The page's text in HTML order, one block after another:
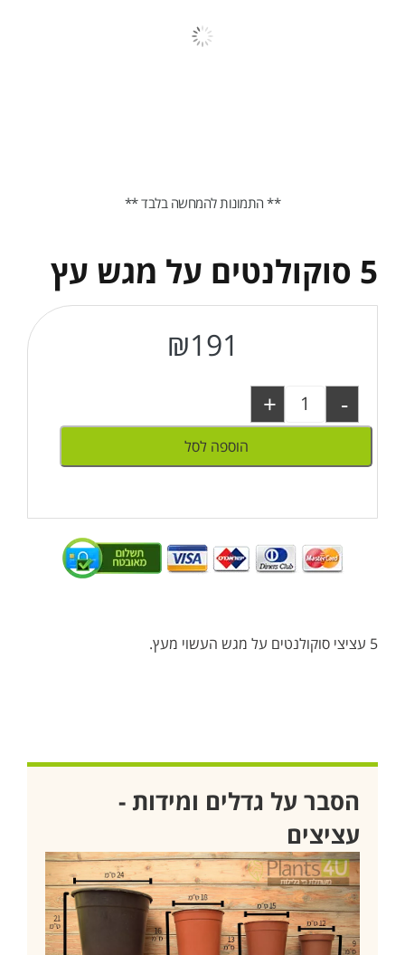
5 סוקולנטים על מגש עץ
₪191
-
+
הוספה לסל
5 עציצי סוקולנטים על מגש העשוי מעץ.
** התמונות להמחשה בלבד **
הסבר על גדלים ומידות -
עציצים